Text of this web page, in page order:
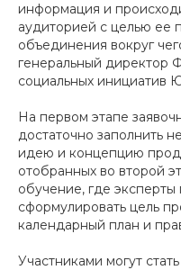
информация и
аудиторией с целью ее
объединения вокруг
генеральный директор
социальных инициатив
На первом этапе
достаточно заполнить
идею и концепцию
отобранных во второй
обучение, где эксперты
сформулировать цель
календарный план и
Участниками могут